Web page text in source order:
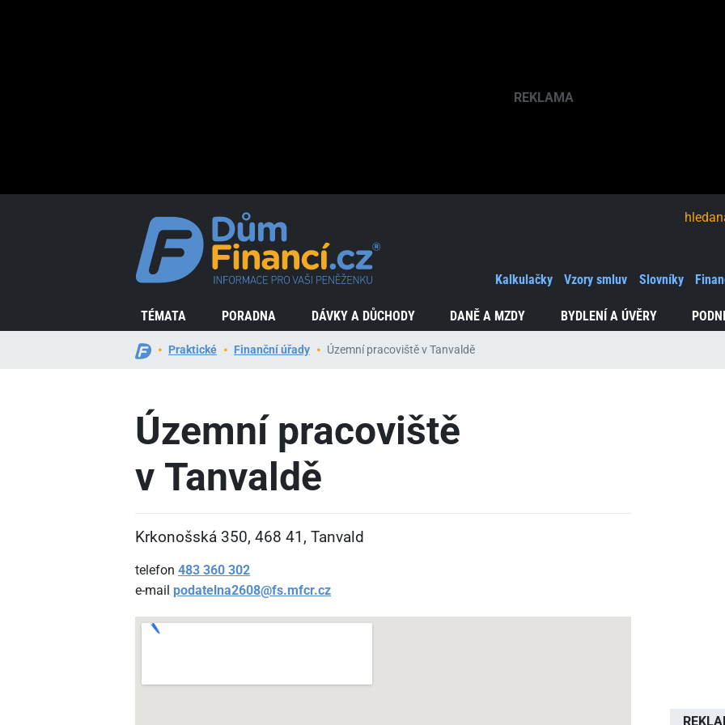
TÉMATA PORADNA DÁVKY A DŮCHODY DANĚ A MZDY BYDLENÍ A ÚVĚRY
Kalkulačky Vzory smluv Slovníky
Praktické Finanční úřady Územní pracoviště v Tanvaldě
Územní pracoviště
v Tanvaldě
Krkonošská 350, 468 41, Tanvald
telefon 483 360 302
e-mail podatelna2608@fs.mfcr.cz